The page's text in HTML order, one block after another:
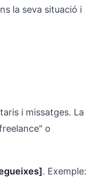
la seva situació i
i missatges. La
o
. Exemple: